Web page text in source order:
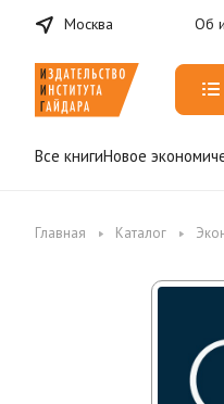
Москва Об
Все книгиНовое
Главная Каталог